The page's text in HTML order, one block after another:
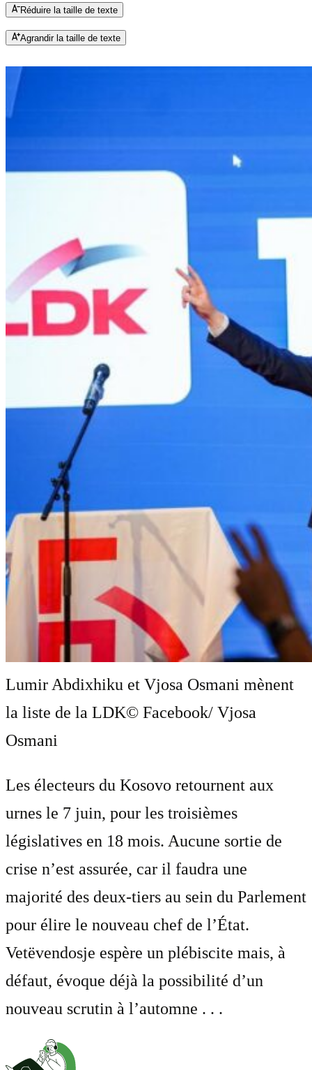
Réduire la taille de texte
Agrandir la taille de texte
Lumir Abdixhiku et Vjosa Osmani mènent
la liste de la LDK© Facebook/ Vjosa
Osmani
Les électeurs du Kosovo retournent aux
urnes le 7 juin, pour les troisièmes
législatives en 18 mois. Aucune sortie de
crise n’est assurée, car il faudra une
majorité des deux-tiers au sein du Parlement
pour élire le nouveau chef de l’État.
Vetëvendosje espère un plébiscite mais, à
défaut, évoque déjà la possibilité d’un
nouveau scrutin à l’automne . . .